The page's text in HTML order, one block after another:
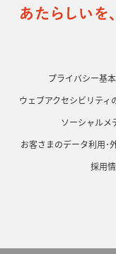
プライバシー基
ウェブアクセシビリティ
ソーシャルメ
お客さまのデータ利用･
採用